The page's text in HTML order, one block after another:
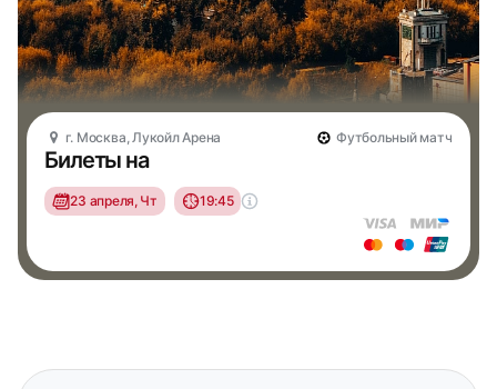
г. Москва, Лукойл Арена Футбольный матч
Билеты на
23 апреля, Чт 19:45